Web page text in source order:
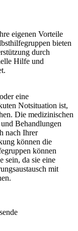
eigenen Vorteile
bieten
durch
Hilfe und
eine
Notsituation ist,
Die medizinischen
Behandlungen
nach Ihrer
können die
können
sein, da sie eine
mit